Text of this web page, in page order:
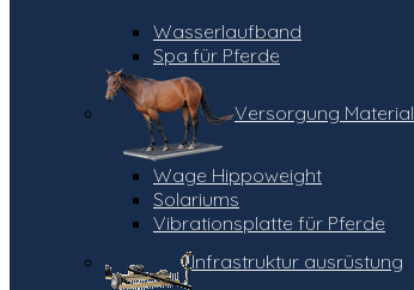
Wasserlaufband
Spa für Pferde
Versorgung Material
Wage Hippoweight
Solariums
Vibrationsplatte für Pferde
Infrastruktur ausrüstung